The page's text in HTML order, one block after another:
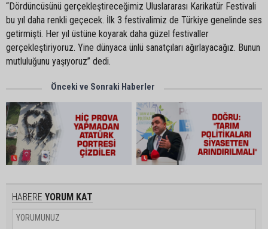
“Dördüncüsünü gerçekleştireceğimiz Uluslararası Karikatür Festivali
bu yıl daha renkli geçecek. İlk 3 festivalimiz de Türkiye genelinde ses
getirmişti. Her yıl üstüne koyarak daha güzel festivaller
gerçekleştiriyoruz. Yine dünyaca ünlü sanatçıları ağırlayacağız. Bunun
mutluluğunu yaşıyoruz” dedi.
Önceki ve Sonraki Haberler
HABERE YORUM KAT